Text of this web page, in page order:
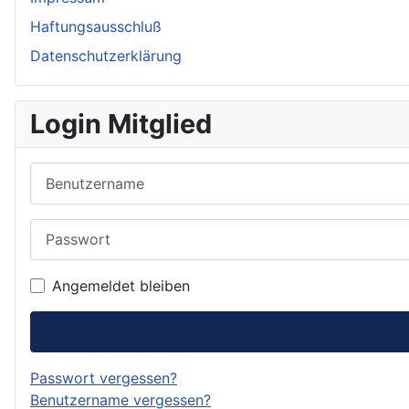
Haftungsausschluß
Datenschutzerklärung
Login Mitglied
Angemeldet bleiben
Passwort vergessen?
Benutzername vergessen?